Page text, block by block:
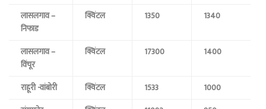
लासलगाव –
निफाड
क्विंटल 1350 1340
लासलगाव –
विंचूर
क्विंटल 17300 1400
राहूरी -वांबोरी क्विंटल 1533
1000